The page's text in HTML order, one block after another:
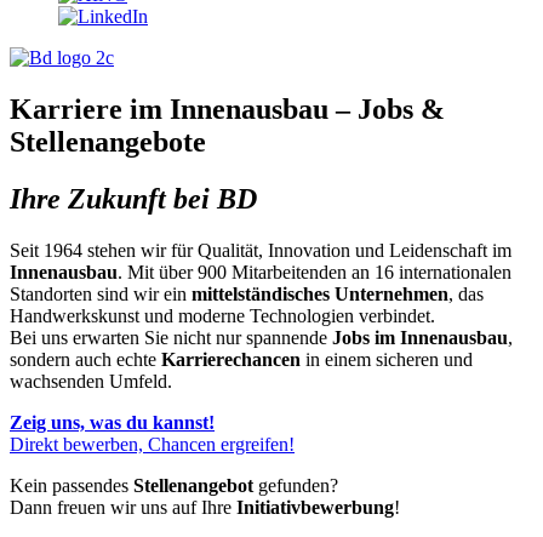
Karriere im Innenausbau – Jobs &
Stellenangebote
Ihre Zukunft bei BD
Seit 1964 stehen wir für Qualität, Innovation und Leidenschaft im
Innenausbau. Mit über 900 Mitarbeitenden an 16 internationalen
Standorten sind wir ein mittelständisches Unternehmen, das
Handwerkskunst und moderne Technologien verbindet.
Bei uns erwarten Sie nicht nur spannende Jobs im Innenausbau,
sondern auch echte Karrierechancen in einem sicheren und
wachsenden Umfeld.
Zeig uns, was du kannst!
Direkt bewerben, Chancen ergreifen!
Kein passendes Stellenangebot gefunden?
Dann freuen wir uns auf Ihre Initiativbewerbung!